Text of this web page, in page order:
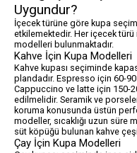
Uygundur?
İçecek türüne göre kupa
etkilemektedir. Her içecek
modelleri bulunmaktadır.
Kahve İçin Kupa Modelleri
Kahve kupası seçiminde
plandadır. Espresso için 60-
Cappuccino ve latte için 150-
edilmelidir. Seramik ve
koruma konusunda üstün
modeller, sıcaklığı uzun süre
süt köpüğü bulunan kahve
Çay İçin Kupa Modelleri